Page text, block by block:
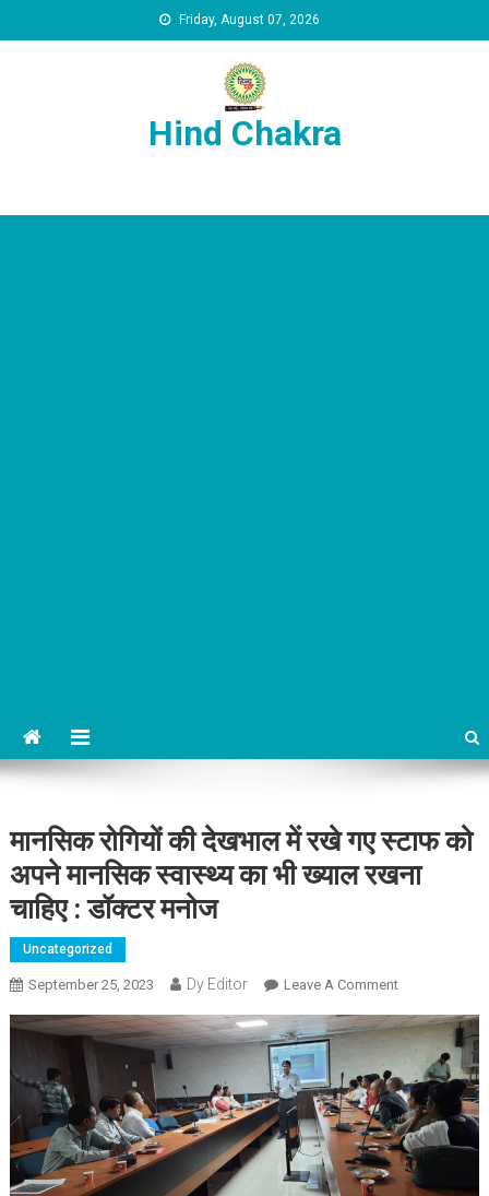
Friday, August 07, 2026
Hind Chakra
मानसिक रोगियों की देखभाल में रखे गए स्टाफ को
अपने मानसिक स्वास्थ्य का भी ख्याल रखना
चाहिए : डॉक्टर मनोज
Uncategorized
September 25, 2023 Dy Editor Leave A CommentOn मानसिक
देखभाल में रखे गए
स्टाफ को अपने
मानसिक स्वास्थ्य
का भी ख्याल
रखना चाहिए :
डॉक्टर मनोज